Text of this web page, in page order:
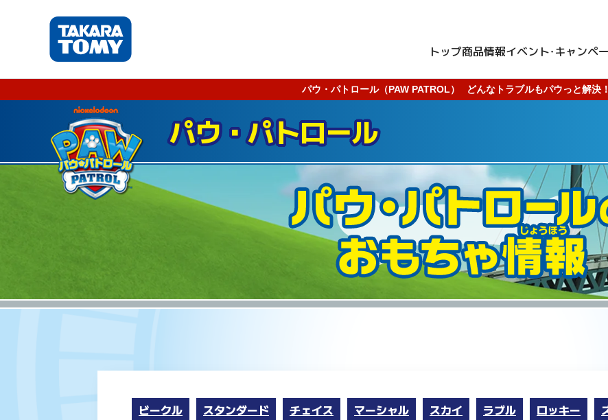
トップ商品情報イベント・キャンペ
パウ・パトロール（PAW PATROL） どんなトラブルもパウっと解決
パウ・パトロール
ビークル スタンダード チェイス マーシャル スカイ ラブル ロッキー